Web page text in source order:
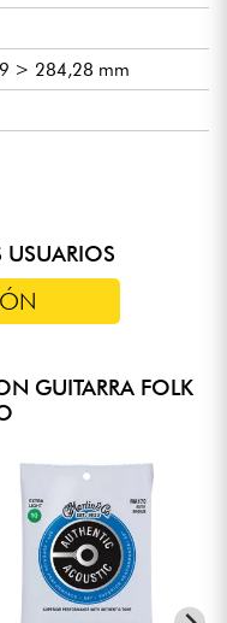
> 284,28 mm
afinador
GUITARRA FOLK